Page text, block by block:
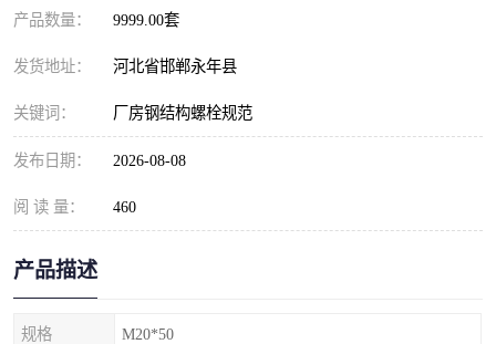
产品数量： 9999.00套
发货地址： 河北省邯郸永年县
关键词： 厂房钢结构螺栓规范
发布日期： 2026-08-08
阅 读 量： 460
产品描述
规格 M20*50